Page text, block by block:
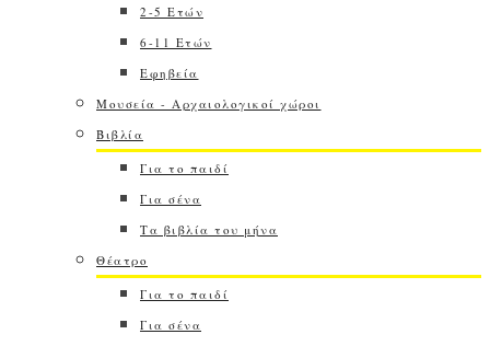
2-5 Ετών
6-11 Ετών
Εφηβεία
Μουσεία - Αρχαιολογικοί χώροι
Βιβλία
Για το παιδί
Για σένα
Τα βιβλία του μήνα
Θέατρο
Για το παιδί
Για σένα